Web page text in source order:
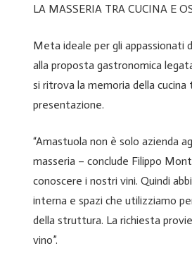
LA MASSERIA TRA CUCINA E
Meta ideale per gli appassionati
alla proposta gastronomica
si ritrova la memoria della
presentazione.
“Amastuola non è solo azienda
masseria – conclude Filippo
conoscere i nostri vini. Quindi
interna e spazi che utilizziamo
della struttura. La richiesta
vino”.